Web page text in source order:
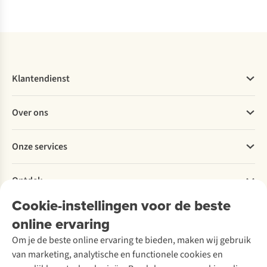
Cookie-instellingen voor de beste
online ervaring
Om je de beste online ervaring te bieden, maken wij gebruik
van marketing, analytische en functionele cookies en
Klantendienst
Bestellen
Betalen
Levering
Retourneren
Bestelling herroepen
Garantie
Contact
Over ons
Explore More
Verantwoord ondernemen
Over Ayacucho
Onze winkels
Over A.S.Adventure
Toegankelijkheidsverklaring
Onze services
Ski-onderhoud
Wasservice
Schoenonderhoud
Schoenherstelling
Kledingherstelling
Ontdek
A.S.Magazine
Podcast
Explore Academy
Explore Camp
Meld je aan voor de nieuwsbrief